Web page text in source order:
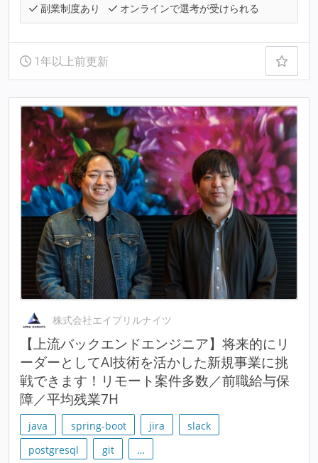
副業制度あり
オンラインで選考が受けられる
1年以上前更新
株式会社エイプリルナイツ
【上流バックエンドエンジニア】将来的にリ
ーダーとしてAI技術を活かした新規事業に挑
戦できます！リモート案件多数／前職給与保
障／平均残業7H
java spring-boot jira
slack
postgresql
git …